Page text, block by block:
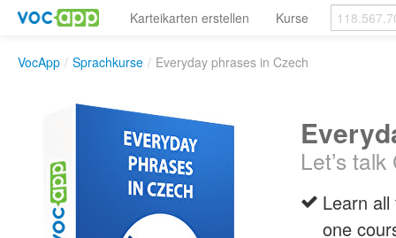
Karteikarten erstellen Kurse
VocApp / Sprachkurse / Everyday phrases in Czech
Let’s
Learn
one